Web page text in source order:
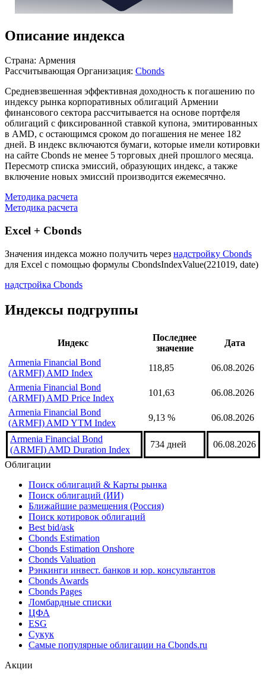
Описание индекса
Страна: Армения
Рассчитывающая Организация: Cbonds
Средневзвешенная эффективная доходность к погашению по
индексу рынка корпоративных облигаций Армении
финансового сектора рассчитывается на основе портфеля
облигаций с фиксированной ставкой купона, эмитированных
в AMD, с остающимся сроком до погашения не менее 182
дней. В индекс включаются бумаги, которые имели котировки
на сайте Cbonds не менее 5 торговых дней прошлого месяца.
Пересмотр списка эмиссий, образующих индекс, а также
включение новых эмиссий производится ежемесячно.
Методика расчета
Методика расчета
Excel + Cbonds
Значения индекса можно получить через надстройку Cbonds
для Excel с помощью формулы CbondsIndexValue(221019, date)
надстройка Cbonds
Индексы подгруппы
Индекс
Последнее
значение
Дата
Armenia Financial Bond
(ARMFI) AMD Index
118,85
06.08.2026
Armenia Financial Bond
(ARMFI) AMD Price Index
101,63
06.08.2026
Armenia Financial Bond
(ARMFI) AMD YTM Index
9,13 % 06.08.2026
Armenia Financial Bond
(ARMFI) AMD Duration Index
734 дней
06.08.2026
Облигации
Поиск облигаций & Карты рынка
Поиск облигаций (ИИ)
Ближайшие размещения (Россия)
Поиск котировок облигаций
Best bid/ask
Cbonds Estimation
Cbonds Estimation Onshore
Cbonds Valuation
Рэнкинги инвест. банков и юр. консультантов
Cbonds Awards
Cbonds Pages
Ломбардные списки
ЦФА
ESG
Сукук
Самые популярные облигации на Cbonds.ru
Акции